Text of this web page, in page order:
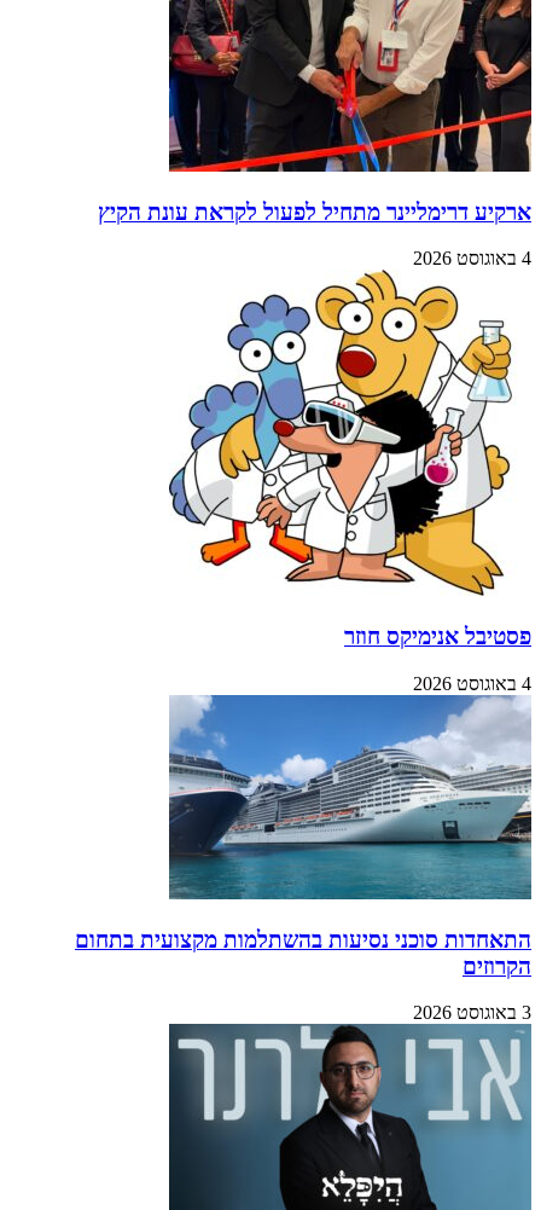
ארקיע דרימליינר מתחיל לפעול לקראת עונת הקיץ
4 באוגוסט 2026
פסטיבל אנימיקס חוזר
4 באוגוסט 2026
התאחדות סוכני נסיעות בהשתלמות מקצועית בתחום
הקרוזים
3 באוגוסט 2026